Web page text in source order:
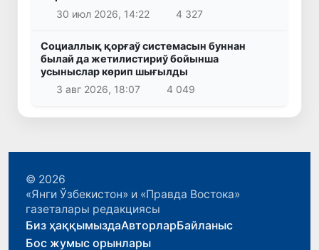
30 июл 2026, 14:22
4 327
Социаллық қорғаў системасын буннан
былай да жетилистириў бойынша
усыныслар көрип шығылды
3 авг 2026, 18:07
4 049
© 2026
«Янги Ўзбекистон» и «Правда Востока»
газеталары редакциясы
Биз ҳаққымыздаАвторларБайланыс
Бос жумыс орынлары